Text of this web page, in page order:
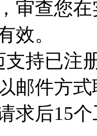
审查您
效。
支持已注
邮件方式
求后15